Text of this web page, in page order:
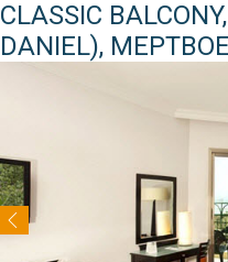
CLASSIC
DANIEL),